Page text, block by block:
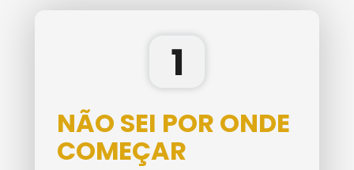
1
NÃO SEI POR ONDE
COMEÇAR